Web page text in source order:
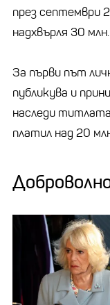
през септември
надхвърля 30
За първи път
публикува и
наследи
платил над 20